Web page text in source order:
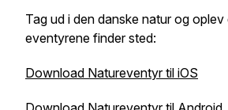
Tag ud i den danske natur og
eventyrene finder sted:
Download Natureventyr til iOS